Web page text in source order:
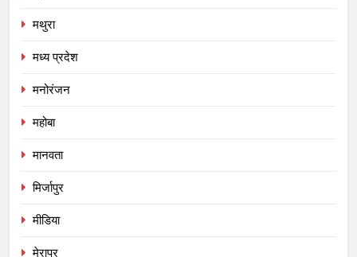
मथुरा
मध्य प्रदेश
मनोरंजन
महोबा
मानवता
मिर्जापुर
मीडिया
मेरापुर